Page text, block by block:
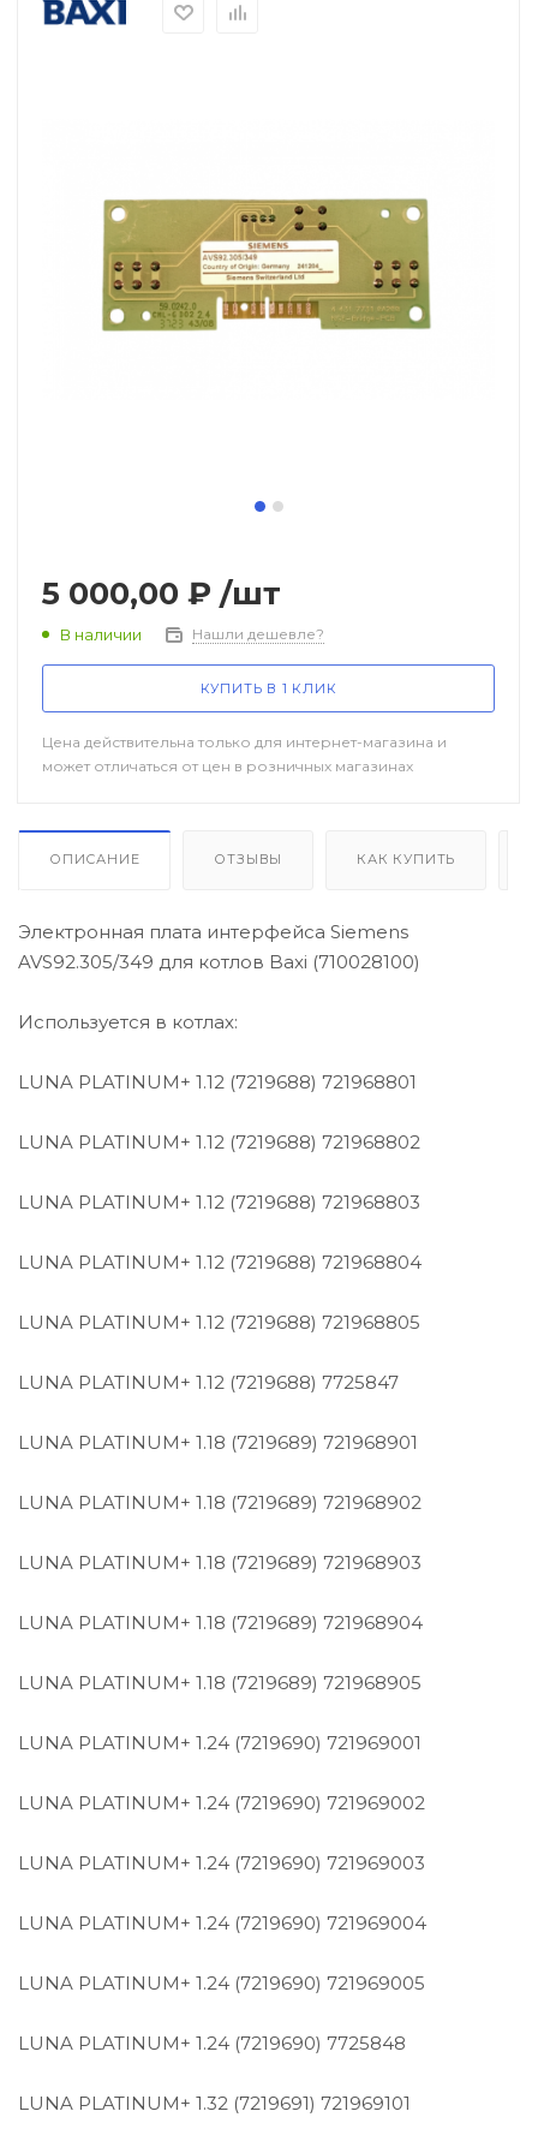
5 000,00 ₽ /шт
В наличии Нашли дешевле?
КУПИТЬ В 1 КЛИК
Цена действительна только для интернет-магазина и
может отличаться от цен в розничных магазинах
ОПИСАНИЕ ОТЗЫВЫ КАК КУПИТЬ
Электронная плата интерфейса Siemens
AVS92.305/349 для котлов Baxi (710028100)
Используется в котлах:
LUNA PLATINUM+ 1.12 (7219688) 721968801
LUNA PLATINUM+ 1.12 (7219688) 721968802
LUNA PLATINUM+ 1.12 (7219688) 721968803
LUNA PLATINUM+ 1.12 (7219688) 721968804
LUNA PLATINUM+ 1.12 (7219688) 721968805
LUNA PLATINUM+ 1.12 (7219688) 7725847
LUNA PLATINUM+ 1.18 (7219689) 721968901
LUNA PLATINUM+ 1.18 (7219689) 721968902
LUNA PLATINUM+ 1.18 (7219689) 721968903
LUNA PLATINUM+ 1.18 (7219689) 721968904
LUNA PLATINUM+ 1.18 (7219689) 721968905
LUNA PLATINUM+ 1.24 (7219690) 721969001
LUNA PLATINUM+ 1.24 (7219690) 721969002
LUNA PLATINUM+ 1.24 (7219690) 721969003
LUNA PLATINUM+ 1.24 (7219690) 721969004
LUNA PLATINUM+ 1.24 (7219690) 721969005
LUNA PLATINUM+ 1.24 (7219690) 7725848
LUNA PLATINUM+ 1.32 (7219691) 721969101
электроды / горелочные трубы
Электронные платы и провода